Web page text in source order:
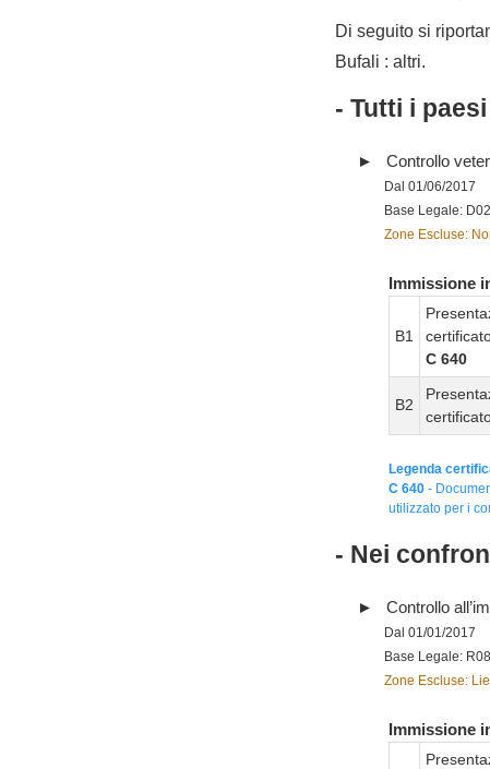
Di seguito si
Bufali : altri.
- Tutti i
Controllo
Dal 01/06/2017
Base Legale:
Zone Escluse:
Immissione
B1
C 640
B2
Legenda
C 640 -
utilizzato per i
- Nei
Controllo
Dal 01/01/2017
Base Legale:
Zone Escluse:
Immissione